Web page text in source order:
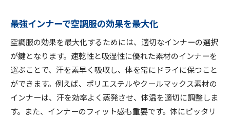
空調服の冷却プレート活用法
空調服の擦れ対策と洗濯のコツ
洗濯で空調服の効果を損なわない方法
空調服の擦れ防止に役立つ選び方
空調服とインナーの組み合わせの秘訣
長袖とベストどちらが涼しいか徹底比較
最強インナーで空調服の効果を最大化
空調服の効果を最大化するためには、適切なインナーの選択
が鍵となります。速乾性と吸湿性に優れた素材のインナーを
選ぶことで、汗を素早く吸収し、体を常にドライに保つこと
ができます。例えば、ポリエステルやクールマックス素材の
インナーは、汗を効率よく蒸発させ、体温を適切に調整しま
す。また、インナーのフィット感も重要です。体にピッタリ